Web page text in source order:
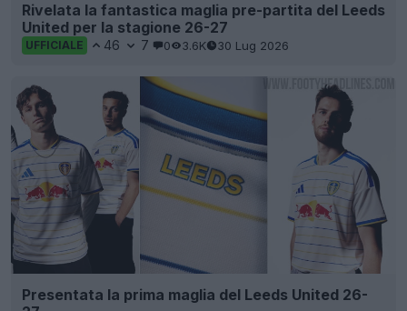
Rivelata la fantastica maglia pre-partita del Leeds
United per la stagione 26-27
UFFICIALE 46 7 0 3.6K 30 Lug 2026
Presentata la prima maglia del Leeds United 26-